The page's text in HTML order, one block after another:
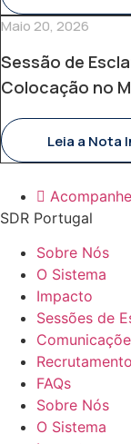
Maio 20, 2026
Sessão de
Colocação no
Leia a Nota
SDR Portugal
Sobre Nós
O Sistema
Impacto
Sessões de
Recrutamento
FAQs
Sobre Nós
O Sistema